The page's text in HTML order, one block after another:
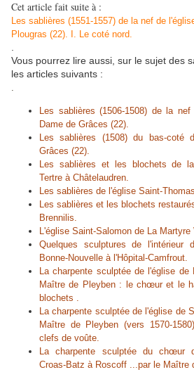
Cet article fait suite à :
Les sablières (1551-1557) de la nef de
Plougras (22). I. Le coté nord.
Vous pourrez lire aussi, sur le sujet des
les articles suivants :
.
Les sablières (1506-1508) de la
Dame de Grâces (22).
Les sablières (1508) du bas-coté
Grâces (22).
Les sablières et les blochets de la
Tertre à Châtelaudren.
Les sablières de l'église Saint-
Les sablières et les blochets
Brennilis.
L'église Saint-Salomon de La
Quelques sculptures de l'intérieur
Bonne-Nouvelle à l'Hôpital-Camfrout.
La charpente sculptée de l'église
Maître de Pleyben : le chœur et le
blochets .
La charpente sculptée de l'église de
Maître de Pleyben (vers 1570-
clefs de voûte.
La charpente sculptée du chœur
Croas-Batz à Roscoff ...par le Maître